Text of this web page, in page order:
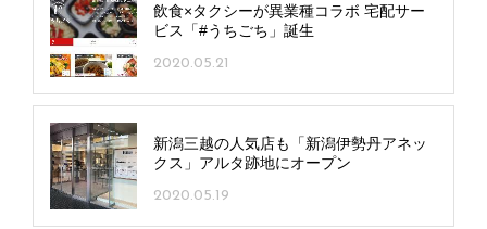
飲食×タクシーが異業種コラボ 宅配サー
ビス「#うちごち」誕生
2020.05.21
新潟三越の人気店も「新潟伊勢丹アネッ
クス」アルタ跡地にオープン
2020.05.19